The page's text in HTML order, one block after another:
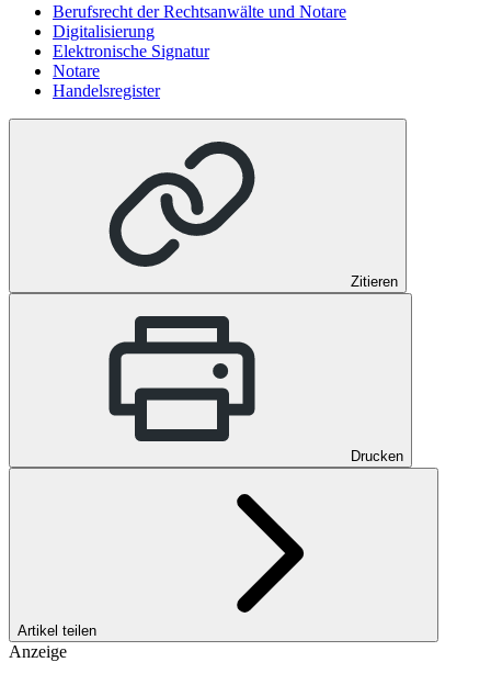
Berufsrecht der Rechtsanwälte und Notare
Digitalisierung
Elektronische Signatur
Notare
Handelsregister
Zitieren
Drucken
Artikel teilen
Anzeige